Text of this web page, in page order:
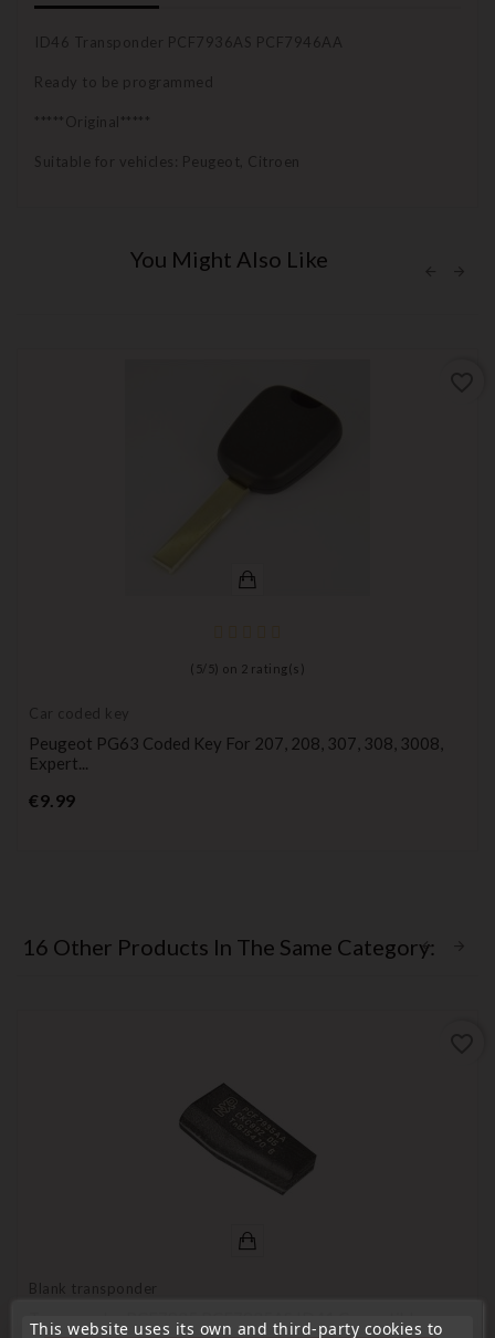
ID46 Transponder PCF7936AS PCF7946AA
Ready to be programmed
*****Original*****
Suitable for vehicles: Peugeot, Citroen
You Might Also Like
( 5/ 5) on 2 rating(s)
Car coded key
Peugeot PG63 Coded Key For 207, 208, 307, 308, 3008,
Expert...
€9.99Price
16 Other Products In The Same Category:
Blank transponder
Transponder PCF7935 PCF7935AS ID41 Compatible
This website uses its own and third-party cookies to